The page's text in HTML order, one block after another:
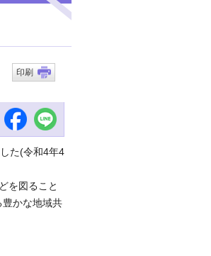
印刷
た(令和4年4
を図ること
豊かな地域共